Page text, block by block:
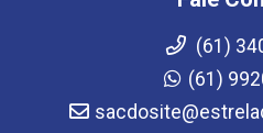
(61)
(61)